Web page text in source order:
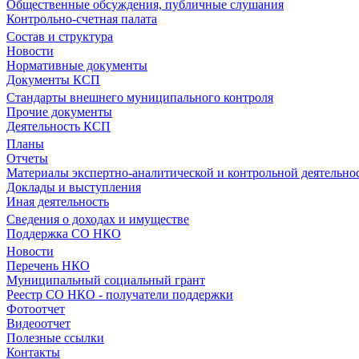
Общественные обсуждения, публичные слушания
Контрольно-счетная палата
Состав и структура
Новости
Нормативные документы
Документы КСП
Стандарты внешнего муниципального контроля
Прочие документы
Деятельность КСП
Планы
Отчеты
Материалы экспертно-аналитической и контрольной
Доклады и выступления
Иная деятельность
Сведения о доходах и имуществе
Поддержка СО НКО
Новости
Перечень НКО
Муниципальный социальный грант
Реестр СО НКО - получатели поддержки
Фотоотчет
Видеоотчет
Полезные ссылки
Контакты